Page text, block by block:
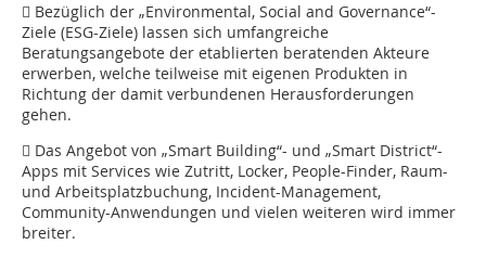
 Bezüglich der „Environmental, Social and Governance“-
Ziele (ESG-Ziele) lassen sich umfangreiche
Beratungsangebote der etablierten beratenden Akteure
erwerben, welche teilweise mit eigenen Produkten in
Richtung der damit verbundenen Herausforderungen
gehen.
 Das Angebot von „Smart Building“- und „Smart District“-
Apps mit Services wie Zutritt, Locker, People-Finder, Raum-
und Arbeitsplatzbuchung, Incident-Management,
Community-Anwendungen und vielen weiteren wird immer
breiter.